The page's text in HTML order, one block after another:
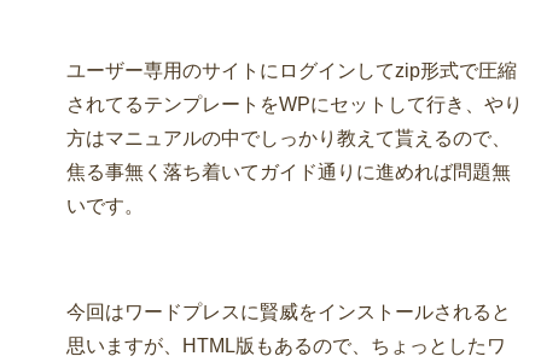
ユーザー専用のサイトにログインしてzip形式で圧縮
されてるテンプレートをWPにセットして行き、やり
方はマニュアルの中でしっかり教えて貰えるので、
焦る事無く落ち着いてガイド通りに進めれば問題無
いです。
今回はワードプレスに賢威をインストールされると
思いますが、HTML版もあるので、ちょっとしたワ